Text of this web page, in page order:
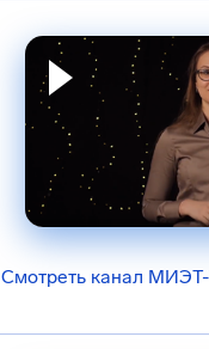
Смотреть канал